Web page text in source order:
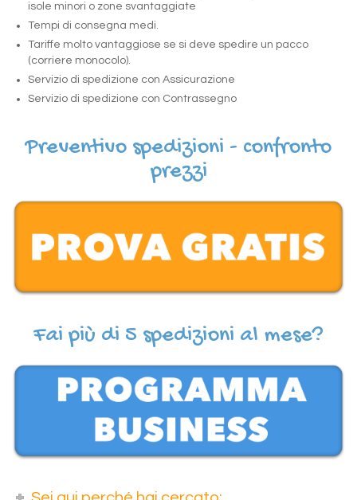
isole minori o zone svantaggiate
Tempi di consegna medi.
Tariffe molto vantaggiose se si deve spedire un pacco
(corriere monocolo).
Servizio di spedizione con Assicurazione
Servizio di spedizione con Contrassegno
Preventivo spedizioni - confronto
prezzi
Fai più di 5 spedizioni al mese?